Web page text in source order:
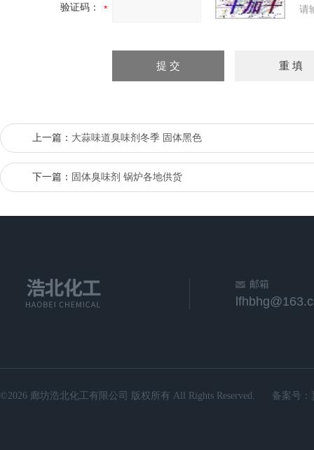
验证码： 请
上一篇： 大蒜味道臭味剂冬季 固体黑色
下一篇： 固体臭味剂 锅炉各地供货
邮箱
©2026 廊坊浩北化工有限公司 版权所有 All Rights Reserved. 备案号：